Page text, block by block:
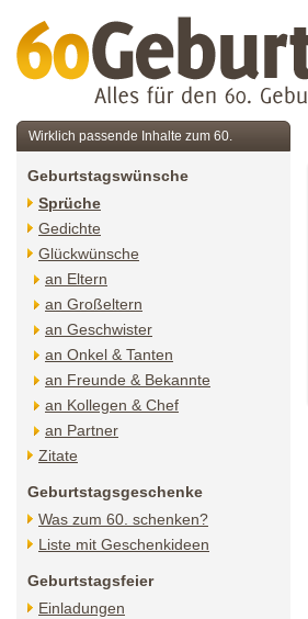
Wirklich passende Inhalte zum 60.
Geburtstagswünsche
Sprüche
Gedichte
Glückwünsche
an Eltern
an Großeltern
an Geschwister
an Onkel & Tanten
an Freunde & Bekannte
an Kollegen & Chef
an Partner
Zitate
Geburtstagsgeschenke
Was zum 60. schenken?
Liste mit Geschenkideen
Geburtstagsfeier
Einladungen